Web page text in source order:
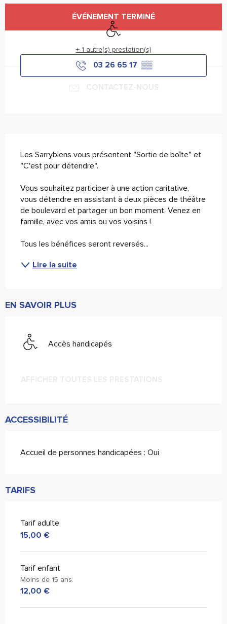
Ouverture et coordonnées
ÉVÉNEMENT TERMINÉ
Accès handicapés
+ 1 autre(s) prestation(s)
03 26 65 17 ▒▒
Les Sarrybiens vous présentent "Sortie de boîte" et
"C'est pour détendre".
Vous souhaitez participer à une action caritative,
vous détendre en assistant à deux pièces de théâtre
de boulevard et partager un bon moment. Venez en
famille, avec vos amis ou vos voisins !
Tous les bénéfices seront reversés...
Lire la suite
EN SAVOIR PLUS
Accès handicapés
ACCESSIBILITÉ
Accueil de personnes handicapées : Oui
TARIFS
Tarif adulte
15,00 €
Tarif enfant
Moins de 15 ans.
12,00 €